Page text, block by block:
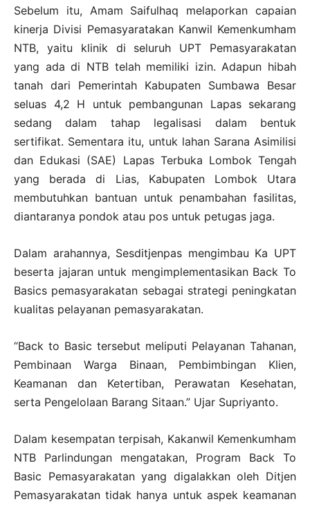
Sebelum itu, Amam Saifulhaq melaporkan capaian
kinerja Divisi Pemasyaratakan Kanwil Kemenkumham
NTB, yaitu klinik di seluruh UPT Pemasyarakatan
yang ada di NTB telah memiliki izin. Adapun hibah
tanah dari Pemerintah Kabupaten Sumbawa Besar
seluas 4,2 H untuk pembangunan Lapas sekarang
sedang dalam tahap legalisasi dalam bentuk
sertifikat. Sementara itu, untuk lahan Sarana Asimilisi
dan Edukasi (SAE) Lapas Terbuka Lombok Tengah
yang berada di Lias, Kabupaten Lombok Utara
membutuhkan bantuan untuk penambahan fasilitas,
diantaranya pondok atau pos untuk petugas jaga.
Dalam arahannya, Sesditjenpas mengimbau Ka UPT
beserta jajaran untuk mengimplementasikan Back To
Basics pemasyarakatan sebagai strategi peningkatan
kualitas pelayanan pemasyarakatan.
“Back to Basic tersebut meliputi Pelayanan Tahanan,
Pembinaan Warga Binaan, Pembimbingan Klien,
Keamanan dan Ketertiban, Perawatan Kesehatan,
serta Pengelolaan Barang Sitaan.” Ujar Supriyanto.
Dalam kesempatan terpisah, Kakanwil Kemenkumham
NTB Parlindungan mengatakan, Program Back To
Basic Pemasyarakatan yang digalakkan oleh Ditjen
Pemasyarakatan tidak hanya untuk aspek keamanan